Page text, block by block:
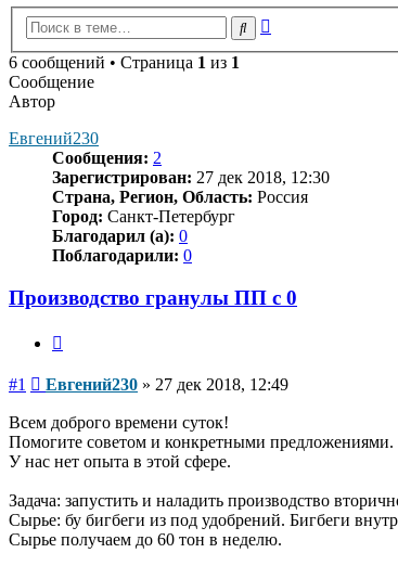
Поиск
6 сообщений • Страница 1 из 1
Сообщение
Автор
Евгений230
Сообщения: 2
Зарегистрирован: 27 дек 2018, 12:30
Страна, Регион, Область: Россия
Город: Санкт-Петербург
Благодарил (а): 0
Поблагодарили: 0
Производство гранулы ПП с 0
#1 Сообщение
Евгений230 » 27 дек 2018, 12:49
Всем доброго времени суток!
Помогите советом и конкретными предложениями.
У нас нет опыта в этой сфере.
Задача: запустить и наладить производство
Сырье: бу бигбеги из под удобрений. Бигбеги
Сырье получаем до 60 тон в неделю.